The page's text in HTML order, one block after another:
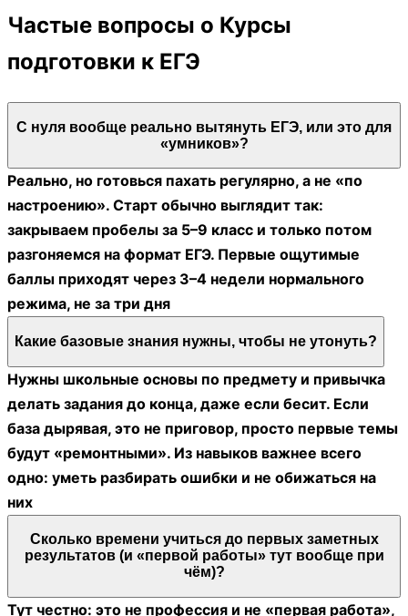
Частые вопросы о Курсы
подготовки к ЕГЭ
С нуля вообще реально вытянуть ЕГЭ, или это для
«умников»?
Реально, но готовься пахать регулярно, а не «по
настроению». Старт обычно выглядит так:
закрываем пробелы за 5–9 класс и только потом
разгоняемся на формат ЕГЭ. Первые ощутимые
баллы приходят через 3–4 недели нормального
режима, не за три дня
Какие базовые знания нужны, чтобы не утонуть?
Нужны школьные основы по предмету и привычка
делать задания до конца, даже если бесит. Если
база дырявая, это не приговор, просто первые темы
будут «ремонтными». Из навыков важнее всего
одно: уметь разбирать ошибки и не обижаться на
них
Сколько времени учиться до первых заметных
результатов (и «первой работы» тут вообще при
чём)?
Тут честно: это не профессия и не «первая работа»,